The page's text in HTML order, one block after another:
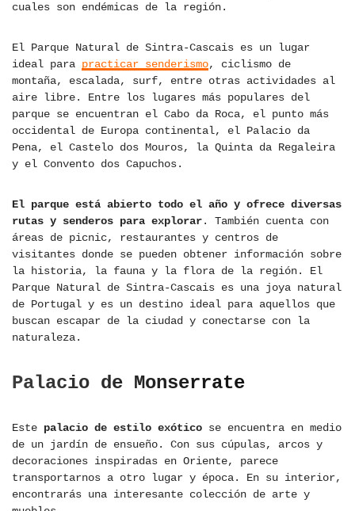
cuales son endémicas de la región.
El Parque Natural de Sintra-Cascais es un lugar
ideal para practicar senderismo, ciclismo de
montaña, escalada, surf, entre otras actividades al
aire libre. Entre los lugares más populares del
parque se encuentran el Cabo da Roca, el punto más
occidental de Europa continental, el Palacio da
Pena, el Castelo dos Mouros, la Quinta da Regaleira
y el Convento dos Capuchos.
El parque está abierto todo el año y ofrece diversas
rutas y senderos para explorar. También cuenta con
áreas de picnic, restaurantes y centros de
visitantes donde se pueden obtener información sobre
la historia, la fauna y la flora de la región. El
Parque Natural de Sintra-Cascais es una joya natural
de Portugal y es un destino ideal para aquellos que
buscan escapar de la ciudad y conectarse con la
naturaleza.
Palacio de Monserrate
Este palacio de estilo exótico se encuentra en medio
de un jardín de ensueño. Con sus cúpulas, arcos y
decoraciones inspiradas en Oriente, parece
transportarnos a otro lugar y época. En su interior,
encontrarás una interesante colección de arte y